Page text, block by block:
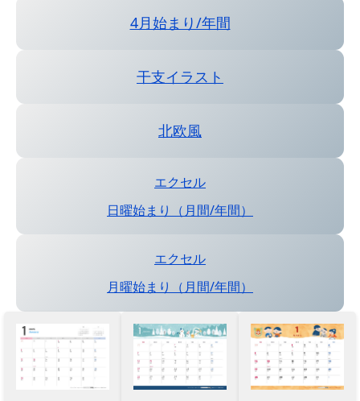
4月始まり/年間
干支イラスト
北欧風
エクセル
日曜始まり（月間/年間）
エクセル
月曜始まり（月間/年間）